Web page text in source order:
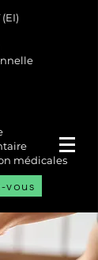
médicales
vous